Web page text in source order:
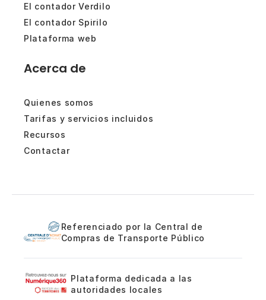
El contador Verdilo
El contador Spirilo
Plataforma web
Acerca de
Quienes somos
Tarifas y servicios incluidos
Recursos
Contactar
Referenciado por la Central de
Compras de Transporte Público
Plataforma dedicada a las
autoridades locales